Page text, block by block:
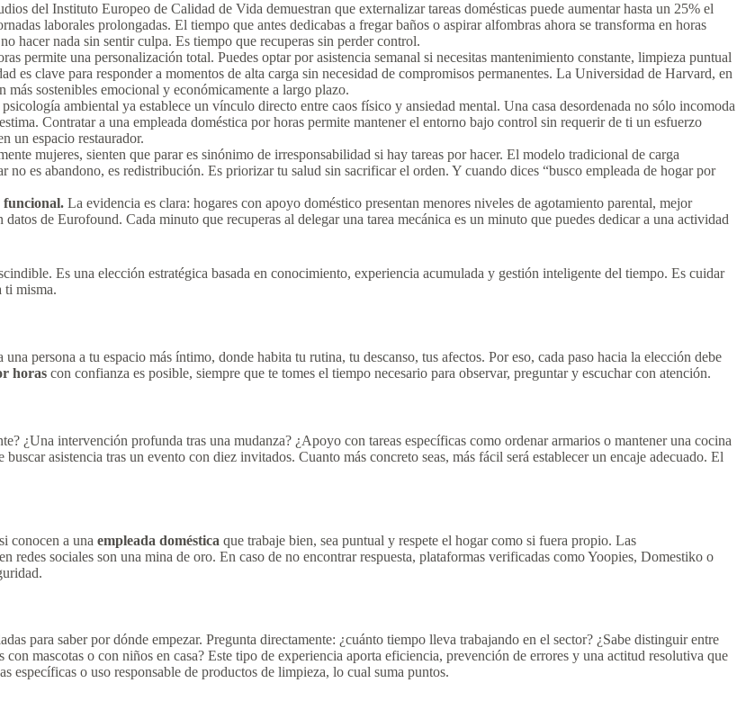
del Instituto Europeo de Calidad de Vida demuestran que externalizar tareas domésticas puede aumentar hasta un 25% el
laborales prolongadas. El tiempo que antes dedicabas a fregar baños o aspirar alfombras ahora se transforma en horas
hacer nada sin sentir culpa. Es tiempo que recuperas sin perder control.
permite una personalización total. Puedes optar por asistencia semanal si necesitas mantenimiento constante, limpieza puntual
es clave para responder a momentos de alta carga sin necesidad de compromisos permanentes. La Universidad de Harvard, en
más sostenibles emocional y económicamente a largo plazo.
ambiental ya establece un vínculo directo entre caos físico y ansiedad mental. Una casa desordenada no sólo incomoda
Contratar a una empleada doméstica por horas permite mantener el entorno bajo control sin requerir de ti un esfuerzo
un espacio restaurador.
mujeres, sienten que parar es sinónimo de irresponsabilidad si hay tareas por hacer. El modelo tradicional de carga
es abandono, es redistribución. Es priorizar tu salud sin sacrificar el orden. Y cuando dices “busco empleada de hogar por
funcional. La evidencia es clara: hogares con apoyo doméstico presentan menores niveles de agotamiento parental, mejor
de Eurofound. Cada minuto que recuperas al delegar una tarea mecánica es un minuto que puedes dedicar a una actividad
Es una elección estratégica basada en conocimiento, experiencia acumulada y gestión inteligente del tiempo. Es cuidar
ti misma.
persona a tu espacio más íntimo, donde habita tu rutina, tu descanso, tus afectos. Por eso, cada paso hacia la elección debe
horas con confianza es posible, siempre que te tomes el tiempo necesario para observar, preguntar y escuchar con atención.
¿Una intervención profunda tras una mudanza? ¿Apoyo con tareas específicas como ordenar armarios o mantener una cocina
asistencia tras un evento con diez invitados. Cuanto más concreto seas, más fácil será establecer un encaje adecuado. El
conocen a una empleada doméstica que trabaje bien, sea puntual y respete el hogar como si fuera propio. Las
redes sociales son una mina de oro. En caso de no encontrar respuesta, plataformas verificadas como Yoopies, Domestiko o
para saber por dónde empezar. Pregunta directamente: ¿cuánto tiempo lleva trabajando en el sector? ¿Sabe distinguir entre
mascotas o con niños en casa? Este tipo de experiencia aporta eficiencia, prevención de errores y una actitud resolutiva que
específicas o uso responsable de productos de limpieza, lo cual suma puntos.